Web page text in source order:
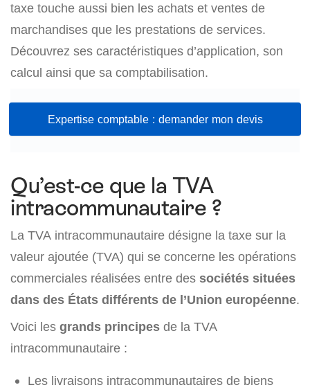
taxe touche aussi bien les achats et ventes de
marchandises que les prestations de services.
Découvrez ses caractéristiques d’application, son
calcul ainsi que sa comptabilisation.
Expertise comptable : demander mon devis
Qu’est-ce que la TVA
intracommunautaire ?
La TVA intracommunautaire désigne la taxe sur la
valeur ajoutée (TVA) qui se concerne les opérations
commerciales réalisées entre des sociétés situées
dans des États différents de l’Union européenne.
Voici les grands principes de la TVA
intracommunautaire :
Les livraisons intracommunautaires de biens